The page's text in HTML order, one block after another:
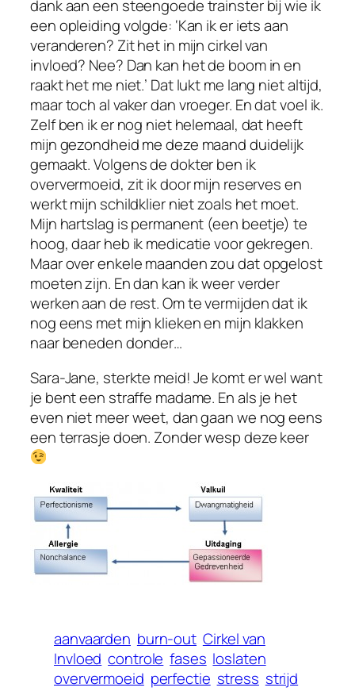
dank aan een steengoede trainster bij wie ik
een opleiding volgde: ‘Kan ik er iets aan
veranderen? Zit het in mijn cirkel van
invloed? Nee? Dan kan het de boom in en
raakt het me niet.’ Dat lukt me lang niet altijd,
maar toch al vaker dan vroeger. En dat voel ik.
Zelf ben ik er nog niet helemaal, dat heeft
mijn gezondheid me deze maand duidelijk
gemaakt. Volgens de dokter ben ik
oververmoeid, zit ik door mijn reserves en
werkt mijn schildklier niet zoals het moet.
Mijn hartslag is permanent (een beetje) te
hoog, daar heb ik medicatie voor gekregen.
Maar over enkele maanden zou dat opgelost
moeten zijn. En dan kan ik weer verder
werken aan de rest. Om te vermijden dat ik
nog eens met mijn klieken en mijn klakken
naar beneden donder…
Sara-Jane, sterkte meid! Je komt er wel want
je bent een straffe madame. En als je het
even niet meer weet, dan gaan we nog eens
een terrasje doen. Zonder wesp deze keer
aanvaarden burn-out Cirkel van
Invloed controle fases loslaten
oververmoeid perfectie stress strijd